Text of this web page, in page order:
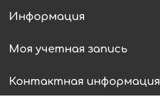
Информация
Моя учетная запись
Контактная информация